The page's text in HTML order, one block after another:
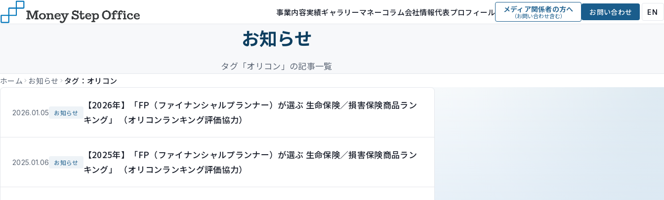
事業内容実績ギャラリーマネーコラム会社情報代表プロフィール メディア関係者の方へ
（お問い合わせ含む） お問い合わせ EN
お知らせ
タグ「オリコン」の記事一覧
ホーム お知らせ タグ：オリコン
2026.01.05 お知らせ
【2026年】「FP（ファイナンシャルプランナー）が選ぶ 生命保険／損害保険商品ラン
キング」 （オリコンランキング評価協力）
2025.01.06 お知らせ
【2025年】「FP（ファイナンシャルプランナー）が選ぶ 生命保険／損害保険商品ラン
キング」 （オリコンランキング評価協力）